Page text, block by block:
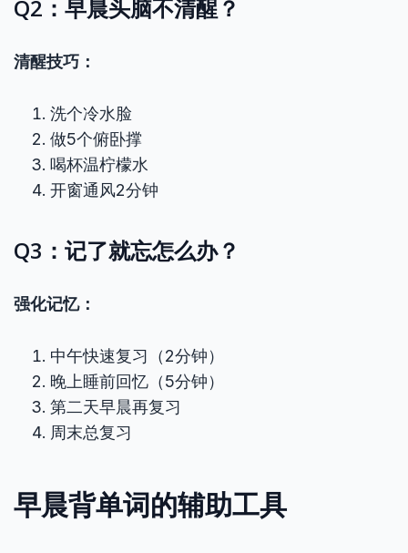
Q2：早晨头脑不清醒？
清醒技巧：
洗个冷水脸
做5个俯卧撑
喝杯温柠檬水
开窗通风2分钟
Q3：记了就忘怎么办？
强化记忆：
中午快速复习（2分钟）
晚上睡前回忆（5分钟）
第二天早晨再复习
周末总复习
早晨背单词的辅助工具